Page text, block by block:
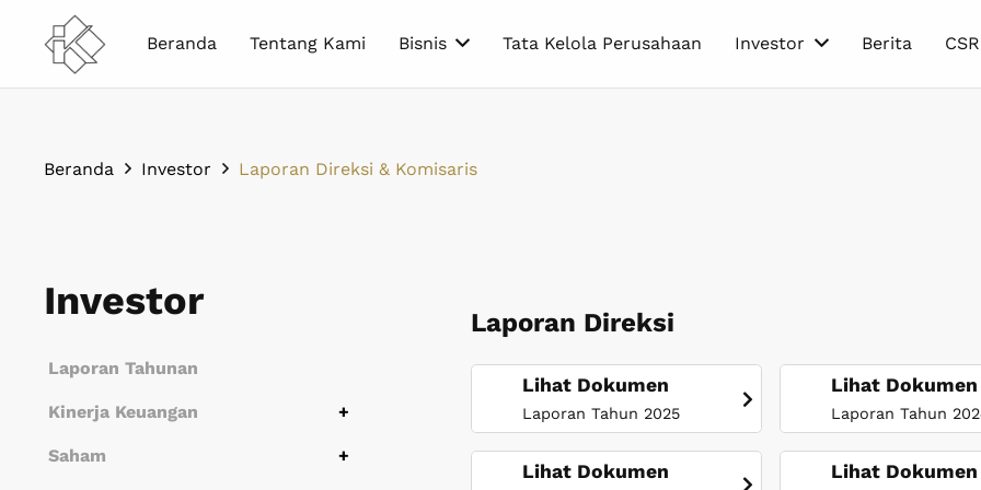
Beranda Tentang Kami Bisnis Tata Kelola Perusahaan Investor Berita CSR
Beranda Investor Laporan Direksi & Komisaris
Investor
Laporan Tahunan
Kinerja Keuangan
Ikhtisar Keuangan
Laporan Keuangan
Saham
Laporan Direksi
Lihat Dokumen
Laporan Tahun 2025
Lihat Dokumen
Laporan Tahun
Lihat Dokumen Lihat Dokumen